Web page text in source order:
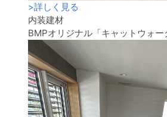
>詳しく見る
内装建材
BMPオリジナル「キャットウォー